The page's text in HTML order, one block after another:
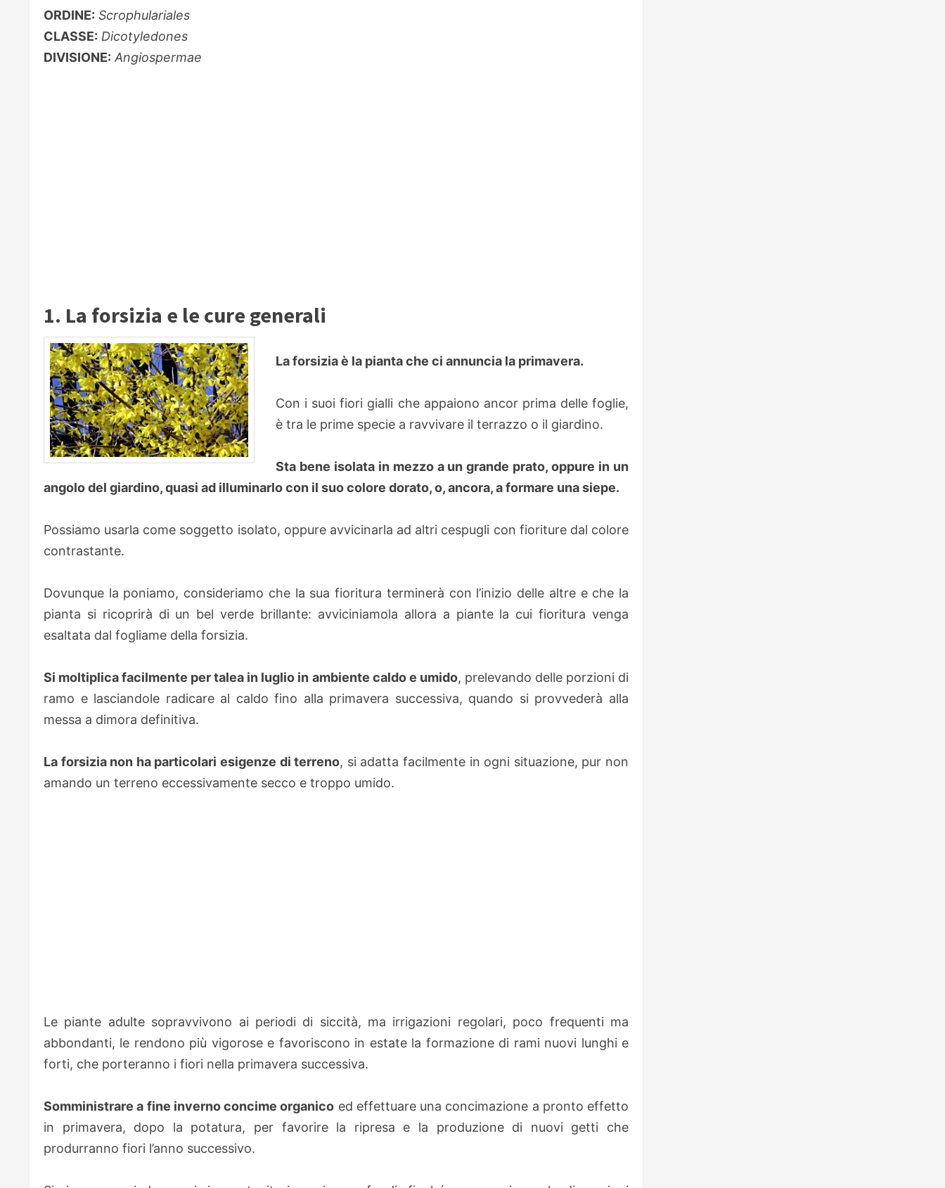
ORDINE: Scrophulariales
CLASSE: Dicotyledones
DIVISIONE: Angiospermae
1. La forsizia e le cure generali
La forsizia è la pianta che ci annuncia la primavera.
Con i suoi fiori gialli che appaiono ancor prima delle foglie,
è tra le prime specie a ravvivare il terrazzo o il giardino.
Sta bene isolata in mezzo a un grande prato, oppure in un
angolo del giardino, quasi ad illuminarlo con il suo colore dorato, o, ancora, a formare una siepe.
Possiamo usarla come soggetto isolato, oppure avvicinarla ad altri cespugli con fioriture dal colore
contrastante.
Dovunque la poniamo, consideriamo che la sua fioritura terminerà con l’inizio delle altre e che la
pianta si ricoprirà di un bel verde brillante: avviciniamola allora a piante la cui fioritura venga
esaltata dal fogliame della forsizia.
Si moltiplica facilmente per talea in luglio in ambiente caldo e umido, prelevando delle porzioni di
ramo e lasciandole radicare al caldo fino alla primavera successiva, quando si provvederà alla
messa a dimora definitiva.
La forsizia non ha particolari esigenze di terreno, si adatta facilmente in ogni situazione, pur non
amando un terreno eccessivamente secco e troppo umido.
Le piante adulte sopravvivono ai periodi di siccità, ma irrigazioni regolari, poco frequenti ma
abbondanti, le rendono più vigorose e favoriscono in estate la formazione di rami nuovi lunghi e
forti, che porteranno i fiori nella primavera successiva.
Somministrare a fine inverno concime organico ed effettuare una concimazione a pronto effetto
in primavera, dopo la potatura, per favorire la ripresa e la produzione di nuovi getti che
produrranno fiori l’anno successivo.